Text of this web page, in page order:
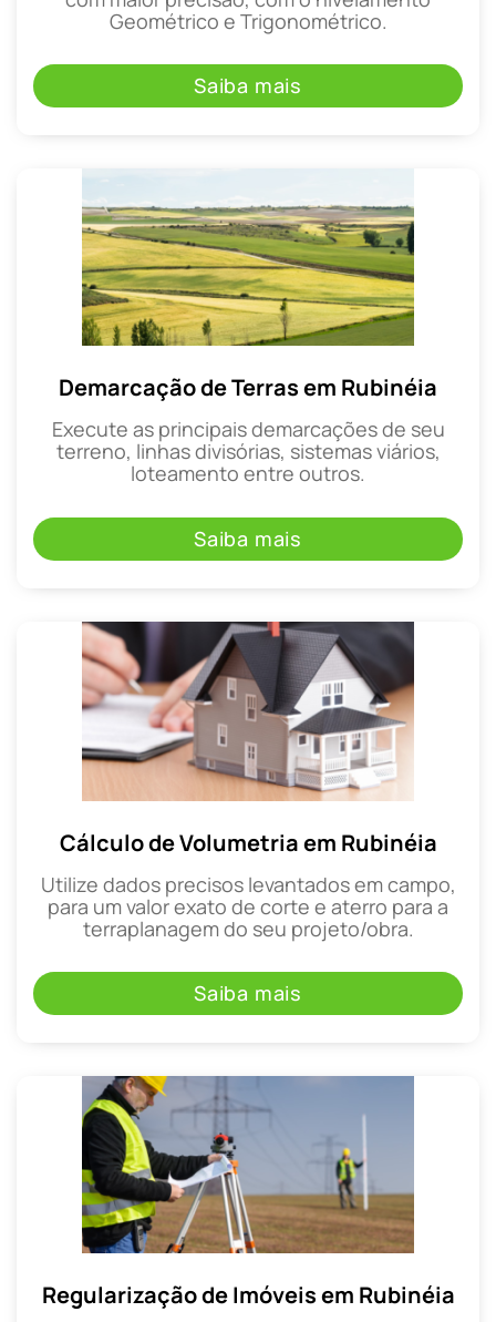
Geométrico e Trigonométrico.
Saiba mais
Demarcação de Terras em Rubinéia
Execute as principais demarcações de seu
terreno, linhas divisórias, sistemas viários,
loteamento entre outros.
Saiba mais
Cálculo de Volumetria em Rubinéia
Utilize dados precisos levantados em campo,
para um valor exato de corte e aterro para a
terraplanagem do seu projeto/obra.
Saiba mais
Regularização de Imóveis em Rubinéia